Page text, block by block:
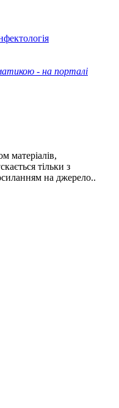
- на порталі
матеріалів,
тільки з
на джерело..